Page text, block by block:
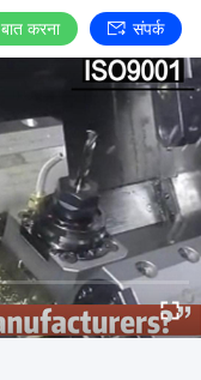
बात करना संपर्क